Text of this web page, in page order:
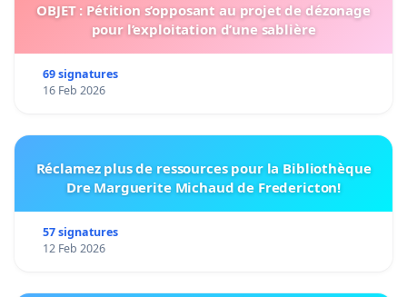
OBJET : Pétition s’opposant au projet de dézonage
pour l’exploitation d’une sablière
69 signatures
16 Feb 2026
Réclamez plus de ressources pour la Bibliothèque
Dre Marguerite Michaud de Fredericton!
57 signatures
12 Feb 2026